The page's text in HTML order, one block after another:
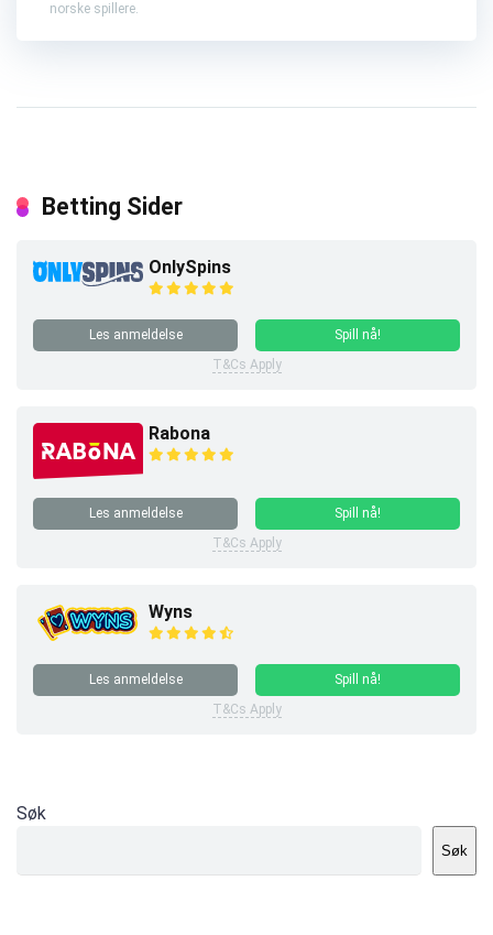
norske spillere.
Betting Sider
OnlySpins
Les anmeldelse
Spill nå!
T&Cs Apply
Rabona
Les anmeldelse
Spill nå!
T&Cs Apply
Wyns
Les anmeldelse
Spill nå!
T&Cs Apply
Søk
Søk